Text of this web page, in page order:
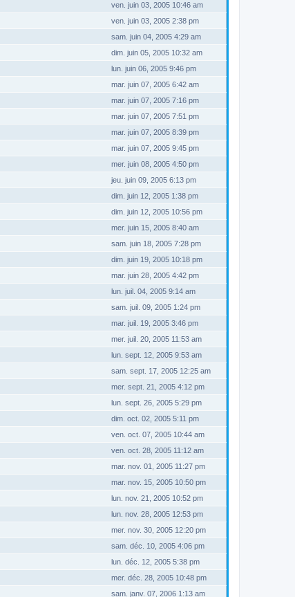
ven. juin 03, 2005 10:46 am
ven. juin 03, 2005 2:38 pm
sam. juin 04, 2005 4:29 am
dim. juin 05, 2005 10:32 am
lun. juin 06, 2005 9:46 pm
mar. juin 07, 2005 6:42 am
mar. juin 07, 2005 7:16 pm
mar. juin 07, 2005 7:51 pm
mar. juin 07, 2005 8:39 pm
mar. juin 07, 2005 9:45 pm
mer. juin 08, 2005 4:50 pm
jeu. juin 09, 2005 6:13 pm
dim. juin 12, 2005 1:38 pm
dim. juin 12, 2005 10:56 pm
mer. juin 15, 2005 8:40 am
sam. juin 18, 2005 7:28 pm
dim. juin 19, 2005 10:18 pm
mar. juin 28, 2005 4:42 pm
lun. juil. 04, 2005 9:14 am
sam. juil. 09, 2005 1:24 pm
mar. juil. 19, 2005 3:46 pm
mer. juil. 20, 2005 11:53 am
lun. sept. 12, 2005 9:53 am
sam. sept. 17, 2005 12:25 am
mer. sept. 21, 2005 4:12 pm
lun. sept. 26, 2005 5:29 pm
dim. oct. 02, 2005 5:11 pm
ven. oct. 07, 2005 10:44 am
ven. oct. 28, 2005 11:12 am
mar. nov. 01, 2005 11:27 pm
mar. nov. 15, 2005 10:50 pm
lun. nov. 21, 2005 10:52 pm
lun. nov. 28, 2005 12:53 pm
mer. nov. 30, 2005 12:20 pm
sam. déc. 10, 2005 4:06 pm
lun. déc. 12, 2005 5:38 pm
mer. déc. 28, 2005 10:48 pm
sam. janv. 07, 2006 1:13 am